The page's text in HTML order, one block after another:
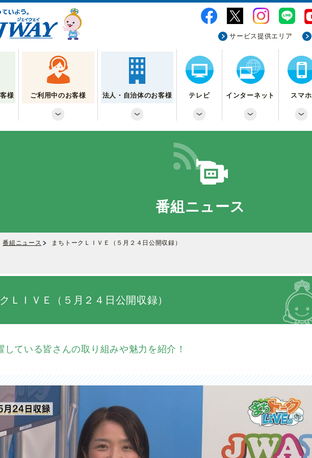
サービス提供エリア
様 ご利用中のお客様 法人・自治体のお客様 テレビ インターネット スマホ
番組ニュース
番組ニュース まちトークＬＩＶＥ（５月２４日公開収録）
ＬＩＶＥ（５月２４日公開収録）
している皆さんの取り組みや魅力を紹介！